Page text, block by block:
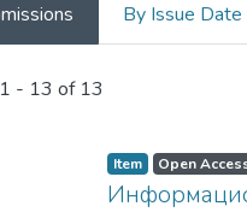
By Issue Date
1 - 13 of 13
Item Open